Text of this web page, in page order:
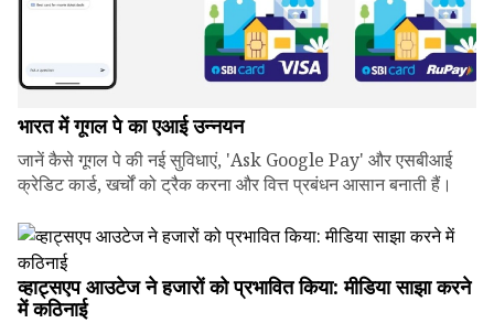
भारत में गूगल पे का एआई उन्नयन
जानें कैसे गूगल पे की नई सुविधाएं, 'Ask Google Pay' और एसबीआई
क्रेडिट कार्ड, खर्चों को ट्रैक करना और वित्त प्रबंधन आसान बनाती हैं।
व्हाट्सएप आउटेज ने हजारों को प्रभावित किया: मीडिया साझा करने
में कठिनाई